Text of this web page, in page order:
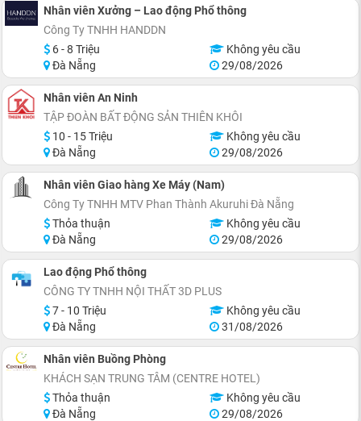
Nhân viên Xưởng – Lao động Phổ thông
Công Ty TNHH HANDDN
6 - 8 Triệu
Không yêu cầu
Đà Nẵng
29/08/2026
Nhân viên An Ninh
TẬP ĐOÀN BẤT ĐỘNG SẢN THIÊN KHÔI
10 - 15 Triệu
Không yêu cầu
Đà Nẵng
29/08/2026
Nhân viên Giao hàng Xe Máy (Nam)
Công Ty TNHH MTV Phan Thành Akuruhi Ðà Nẵng
Thỏa thuận
Không yêu cầu
Đà Nẵng
29/08/2026
Lao động Phổ thông
CÔNG TY TNHH NỘI THẤT 3D PLUS
7 - 10 Triệu
Không yêu cầu
Đà Nẵng
31/08/2026
Nhân viên Buồng Phòng
KHÁCH SẠN TRUNG TÂM (CENTRE HOTEL)
Thỏa thuận
Không yêu cầu
Đà Nẵng
29/08/2026